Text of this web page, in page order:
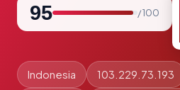
95 / 100
Indonesia 103.229.73.193